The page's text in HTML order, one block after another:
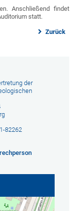
Anschließend findet
statt.
Zurück
der
82262